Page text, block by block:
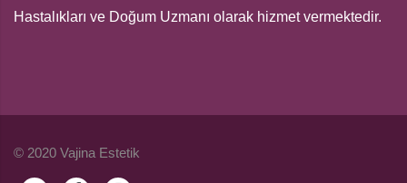
Hastalıkları ve Doğum Uzmanı olarak hizmet vermektedir.
© 2020 Vajina Estetik